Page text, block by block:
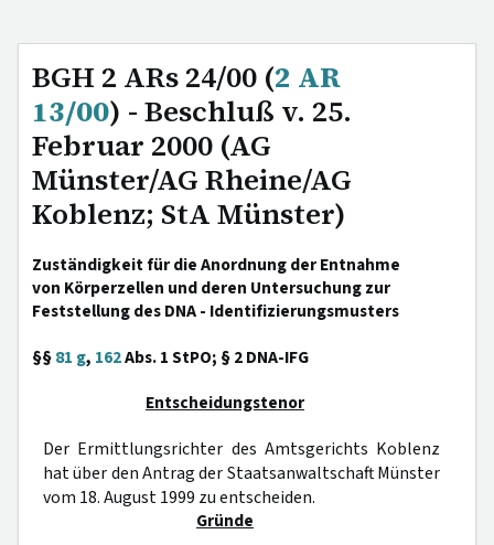
BGH 2 ARs 24/00 (2 AR
13/00) - Beschluß v. 25.
Februar 2000 (AG
Münster/AG Rheine/AG
Koblenz; StA Münster)
Zuständigkeit für die Anordnung der Entnahme
von Körperzellen und deren Untersuchung zur
Feststellung des DNA - Identifizierungsmusters
§§81 g, 162Abs. 1 StPO; § 2 DNA-IFG
Entscheidungstenor
Der Ermittlungsrichter des Amtsgerichts Koblenz
hat über den Antrag der Staatsanwaltschaft Münster
vom 18. August 1999 zu entscheiden.
Gründe